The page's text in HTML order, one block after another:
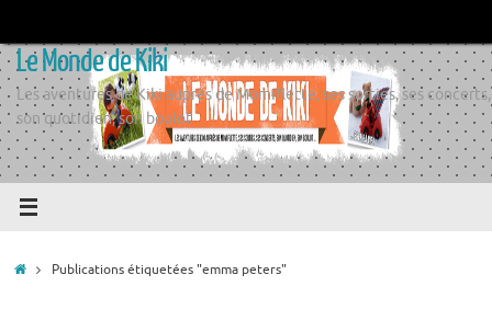
contenu
Le Monde de Kiki
Les aventures de Kiki auprès de Momiflette, ses sorties, ses concerts,
son quotidien, son boulot
AccueilPublications étiquetées "emma peters"